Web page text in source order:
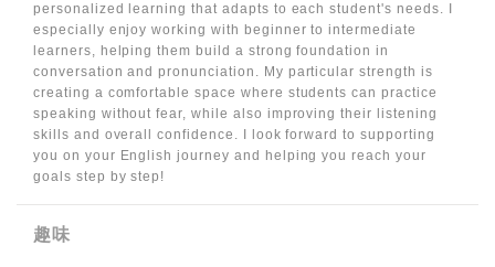
personalized learning that adapts to each student's needs. I
especially enjoy working with beginner to intermediate
learners, helping them build a strong foundation in
conversation and pronunciation. My particular strength is
creating a comfortable space where students can practice
speaking without fear, while also improving their listening
skills and overall confidence. I look forward to supporting
you on your English journey and helping you reach your
goals step by step!
趣味